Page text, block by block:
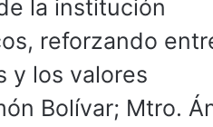
la institución
reforzando
y los valores
Bolívar; Mtro.